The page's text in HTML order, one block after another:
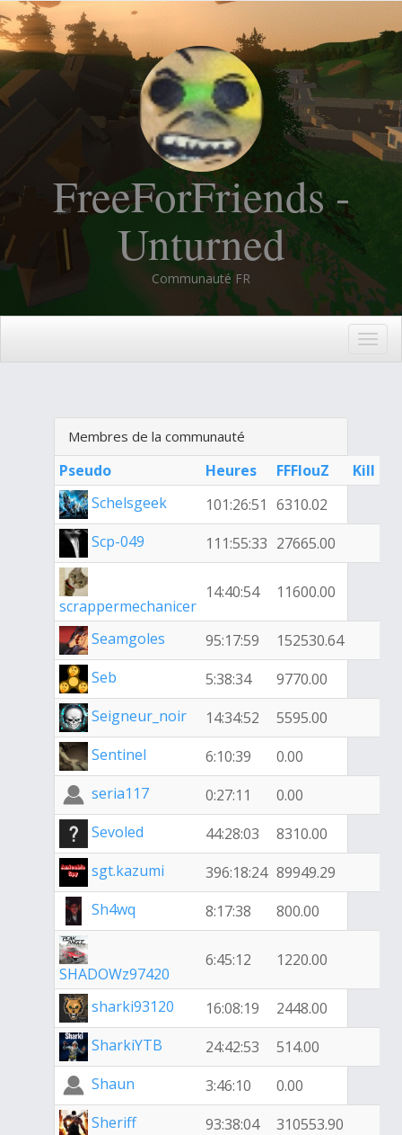
FreeForFriends -
Unturned
Communauté FR
Membres de la communauté
Pseudo Heures FFFlouZ
Kill
Schelsgeek
101:26:51 6310.02
Scp-049
111:55:33 27665.00
scrappermechanicer
14:40:54 11600.00
Seamgoles 95:17:59
152530.64
Seb
5:38:34
9770.00
Seigneur_noir
14:34:52
5595.00
Sentinel
6:10:39
0.00
seria117
0:27:11
0.00
Sevoled
44:28:03
8310.00
sgt.kazumi
396:18:24 89949.29
Sh4wq
8:17:38 800.00
SHADOWz97420
6:45:12 1220.00
sharki93120 16:08:19
2448.00
SharkiYTB
24:42:53
514.00
Shaun
3:46:10
0.00
Sheriff
93:38:04
310553.90